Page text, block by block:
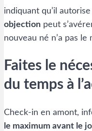
indiquant qu’il
objection peut
nouveau né n’a pas
Faites le
du temps à
Check-in en amont,
le maximum avant le